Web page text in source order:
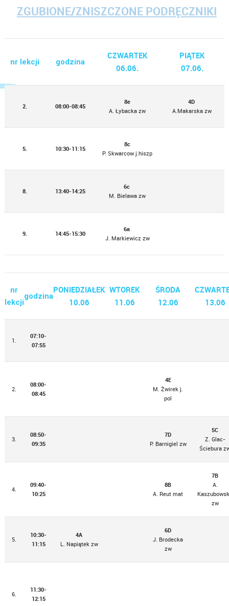
ZGUBIONE/ZNISZCZONE PODRĘCZNIKI
nr lekcji godzina
CZWARTEK
06.06.
PIĄTEK
07.06.
2. 08:00-08:45
8e
A. Łybacka zw
4D
A.Makarska zw
5. 10:30-11:15
8c
P. Skwarcow j.hiszp
8. 13:40-14:25
6c
M. Bielawa zw
9. 14:45-15:30
6a
J. Markiewicz zw
nr
lekcji
godzina
PONIEDZIAŁEK
10.06
WTOREK
11.06
ŚRODA
12.06
13.06
1.
07:10-
07:55
2.
08:00-
08:45
4E
M. Żwirek j.
pol
3.
08:50-
09:35
7D
P. Barnigiel zw
5C
Z. Glac-
Ściebura
4.
09:40-
10:25
8B
A. Reut mat
7B
A.
zw
5.
10:30-
11:15
4A
L. Napiątek zw
6D
J. Brodecka
zw
6.
11:30-
12:15